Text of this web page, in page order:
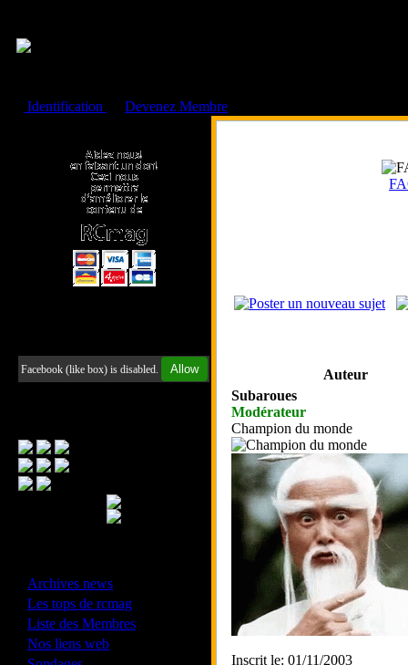
Identification
Devenez Membre
Facebook (like box) is disabled. Allow
Archives news
Les tops de rcmag
Liste des Membres
Nos liens web
Auteur
Subaroues
Modérateur
Champion du monde
Inscrit le: 01/11/2003